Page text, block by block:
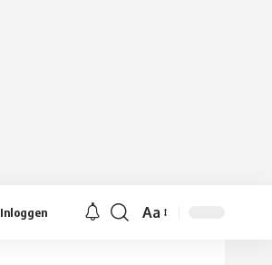
Inloggen
Lettergrootte
Aa